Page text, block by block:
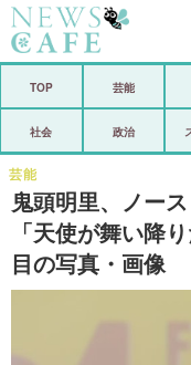
芸能
恋愛
TOP 芸能
社会 政治
鬼頭明里、ノー
「天使が舞い降
目の写真・画像
芸能